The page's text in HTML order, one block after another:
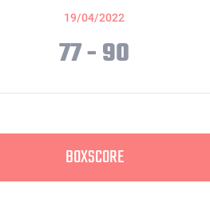
19/04/2022
77 - 90
BOXSCORE